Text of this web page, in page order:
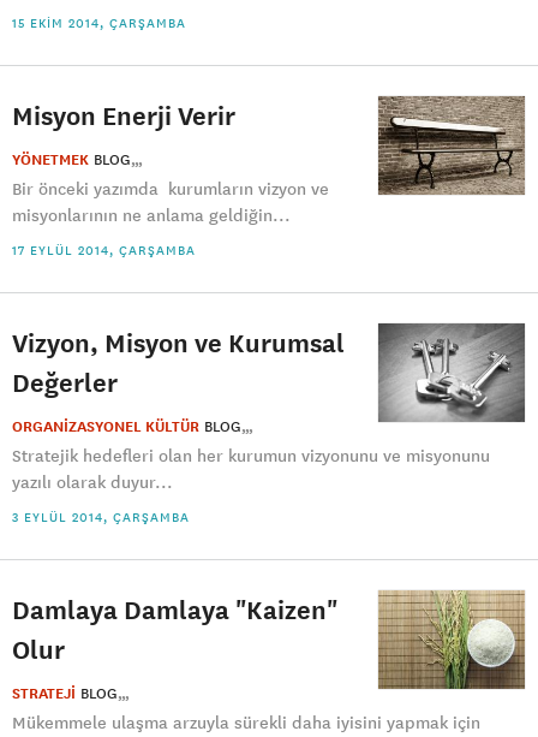
15 EKIM 2014, ÇARŞAMBA
Misyon Enerji Verir
YÖNETMEK BLOG
Bir önceki yazımda kurumların vizyon ve
misyonlarının ne anlama geldiğin...
17 EYLÜL 2014, ÇARŞAMBA
Vizyon, Misyon ve Kurumsal
Değerler
ORGANİZASYONEL KÜLTÜR BLOG
Stratejik hedefleri olan her kurumun vizyonunu ve misyonunu
yazılı olarak duyur...
3 EYLÜL 2014, ÇARŞAMBA
Damlaya Damlaya "Kaizen"
Olur
STRATEJİ BLOG
Mükemmele ulaşma arzuyla sürekli daha iyisini yapmak için